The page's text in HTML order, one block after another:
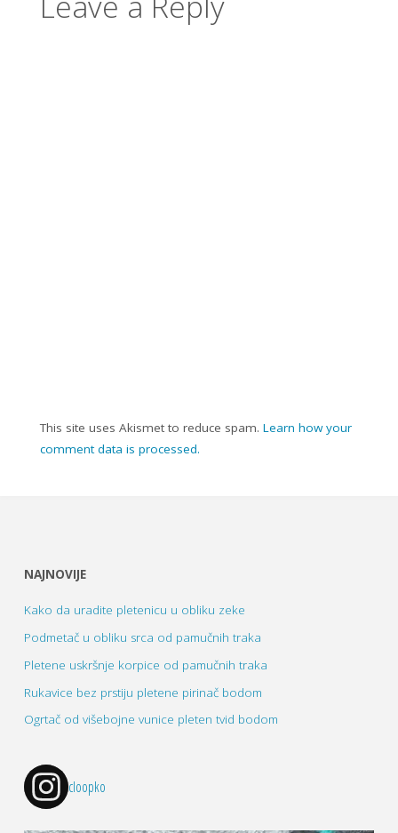
This site uses Akismet to reduce spam. Learn how your
comment data is processed.
NAJNOVIJE
Kako da uradite pletenicu u obliku zeke
Podmetač u obliku srca od pamučnih traka
Pletene uskršnje korpice od pamučnih traka
Rukavice bez prstiju pletene pirinač bodom
Ogrtač od višebojne vunice pleten tvid bodom
cloopko